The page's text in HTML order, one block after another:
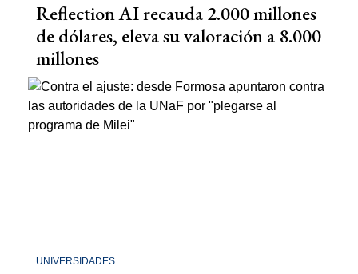
Reflection AI recauda 2.000 millones
de dólares, eleva su valoración a 8.000
millones
UNIVERSIDADES